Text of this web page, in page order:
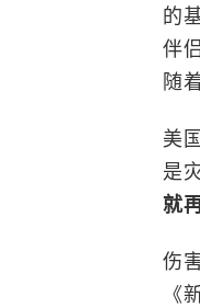
的
伴
随
美
是
就
伤
《